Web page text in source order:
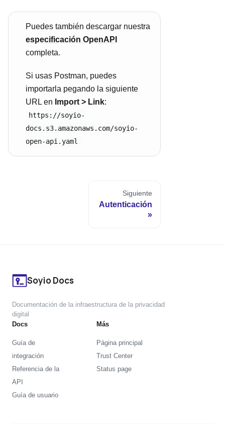
Puedes también descargar nuestra
especificación OpenAPI
completa.
Si usas Postman, puedes
importarla pegando la siguiente
URL en Import > Link:
https://soyio-
docs.s3.amazonaws.com/soyio-
open-api.yaml
Siguiente
Autenticación
Soyio Docs
Documentación de la infraestructura de la privacidad
digital
Docs
Guía de
integración
Referencia de la
API
Guía de usuario
Más
Página principal
Trust Center
Status page